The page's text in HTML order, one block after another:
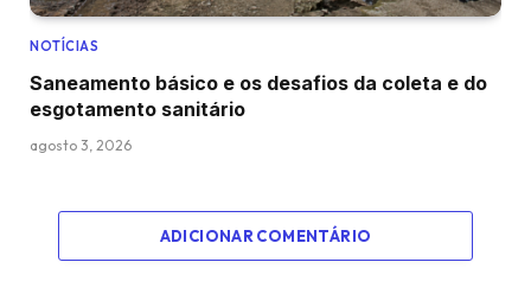
NOTÍCIAS
Saneamento básico e os desafios da coleta e do
esgotamento sanitário
agosto 3, 2026
ADICIONAR COMENTÁRIO